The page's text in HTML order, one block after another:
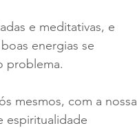
e meditativas, e
energias se
problema.
mesmos, com a nossa
espiritualidade